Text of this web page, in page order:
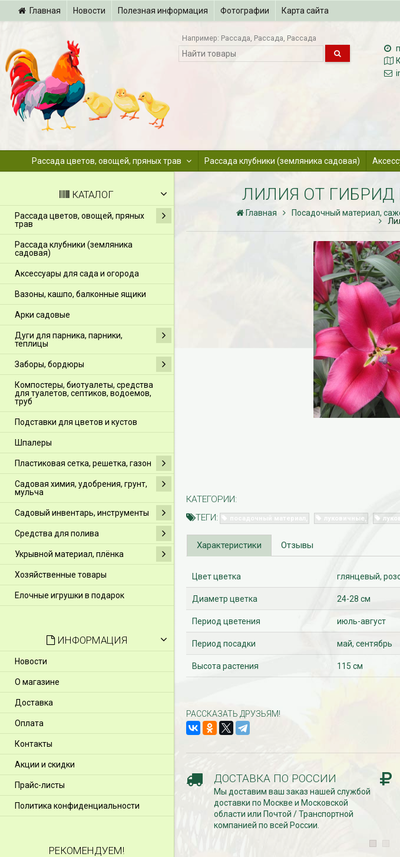
Главная Новости Полезная информация Фотографии Карта сайта
Например: Рассада Рассада Рассада
Рассада цветов, овощей, пряных трав Рассада клубники (земляника садовая)
КАТАЛОГ
Рассада цветов, овощей, пряных
трав
Рассада клубники (земляника
садовая)
Аксессуары для сада и огорода
Вазоны, кашпо, балконные ящики
Арки садовые
Дуги для парника, парники,
теплицы
Заборы, бордюры
Компостеры, биотуалеты, средства
для туалетов, септиков, водоемов,
труб
Подставки для цветов и кустов
Шпалеры
Пластиковая сетка, решетка, газон
Садовая химия, удобрения, грунт,
мульча
Садовый инвентарь, инструменты
Средства для полива
Укрывной материал, плёнка
Хозяйственные товары
Елочные игрушки в подарок
ИНФОРМАЦИЯ
Новости
О магазине
Доставка
Оплата
Контакты
Акции и скидки
Прайс-листы
Политика конфиденциальности
РЕКОМЕНДУЕМ!
ЛИЛИЯ ОТ ГИБРИД
Главная Посадочный материал,
КАТЕГОРИИ:
ТЕГИ:
луковичные
Характеристики Отзывы
Цвет цветка глянцевый,
Диаметр цветка 24-28 см
Период цветения июль-август
Период посадки май, сентябрь
Высота растения 115 см
РАССКАЗАТЬ ДРУЗЬЯМ!
ДОСТАВКА ПО РОССИИ
Мы доставим ваш заказ нашей службой
доставки по Москве и Московской
области или Почтой / Транспортной
компанией по всей России.